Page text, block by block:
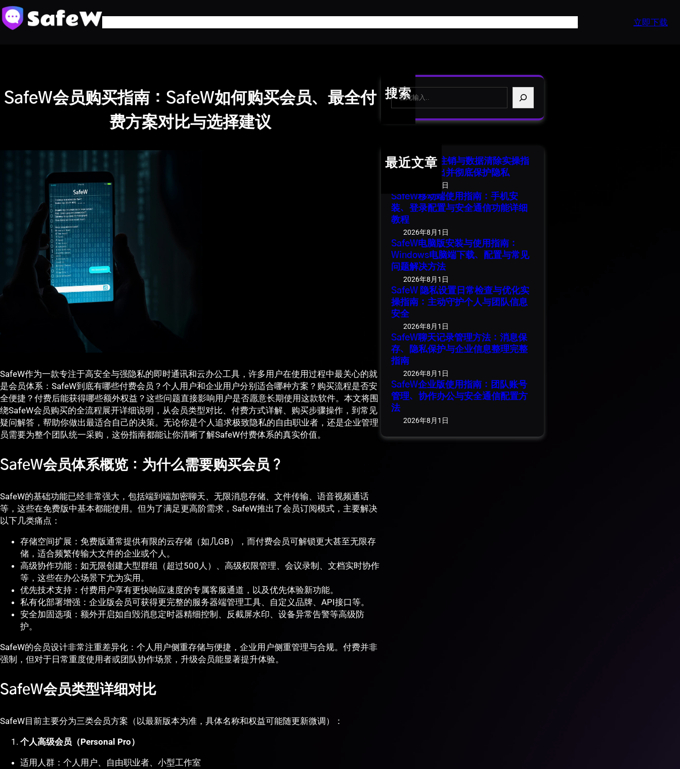
跳
至
内
立即下载
SafeW会员购买指南：SafeW如何购买会员、最全付
费方案对比与选择建议
SafeW作为一款专注于高安全与强隐私的即时通讯和云办公工具，许多用户在使用过程中最关心的就
是会员体系：SafeW到底有哪些付费会员？个人用户和企业用户分别适合哪种方案？购买流程是否安
全便捷？付费后能获得哪些额外权益？这些问题直接影响用户是否愿意长期使用这款软件。本文将围
绕SafeW会员购买的全流程展开详细说明，从会员类型对比、付费方式详解、购买步骤操作，到常见
疑问解答，帮助你做出最适合自己的决策。无论你是个人追求极致隐私的自由职业者，还是企业管理
员需要为整个团队统一采购，这份指南都能让你清晰了解SafeW付费体系的真实价值。
SafeW会员体系概览：为什么需要购买会员？
SafeW的基础功能已经非常强大，包括端到端加密聊天、无限消息存储、文件传输、语音视频通话
等，这些在免费版中基本都能使用。但为了满足更高阶需求，SafeW推出了会员订阅模式，主要解决
以下几类痛点：
存储空间扩展：免费版通常提供有限的云存储（如几GB），而付费会员可解锁更大甚至无限存
储，适合频繁传输大文件的企业或个人。
高级协作功能：如无限创建大型群组（超过500人）、高级权限管理、会议录制、文档实时协作
等，这些在办公场景下尤为实用。
优先技术支持：付费用户享有更快响应速度的专属客服通道，以及优先体验新功能。
私有化部署增强：企业版会员可获得更完整的服务器端管理工具、自定义品牌、API接口等。
安全加固选项：额外开启如自毁消息定时器精细控制、反截屏水印、设备异常告警等高级防
护。
SafeW的会员设计非常注重差异化：个人用户侧重存储与便捷，企业用户侧重管理与合规。付费并非
强制，但对于日常重度使用者或团队协作场景，升级会员能显著提升体验。
SafeW会员类型详细对比
SafeW目前主要分为三类会员方案（以最新版本为准，具体名称和权益可能随更新微调）：
个人高级会员（Personal Pro）
适用人群：个人用户、自由职业者、小型工作室
搜索
S
最近文章
SafeW 账号注销与数据清除实操指
南：安全退出并彻底保护隐私
2026年8月1日
SafeW移动端使用指南：手机安
装、登录配置与安全通信功能详细
教程
2026年8月1日
SafeW电脑版安装与使用指南：
Windows电脑端下载、配置与常见
问题解决方法
2026年8月1日
SafeW 隐私设置日常检查与优化实
操指南：主动守护个人与团队信息
安全
2026年8月1日
SafeW聊天记录管理方法：消息保
存、隐私保护与企业信息整理完整
指南
2026年8月1日
SafeW企业版使用指南：团队账号
管理、协作办公与安全通信配置方
法
2026年8月1日